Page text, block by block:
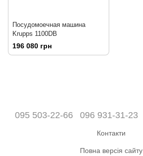
Посудомоечная машина
Krupps 1100DB
196 080 грн
095 503-22-66 096 931-31-23
Контакти
Повна версія сайту